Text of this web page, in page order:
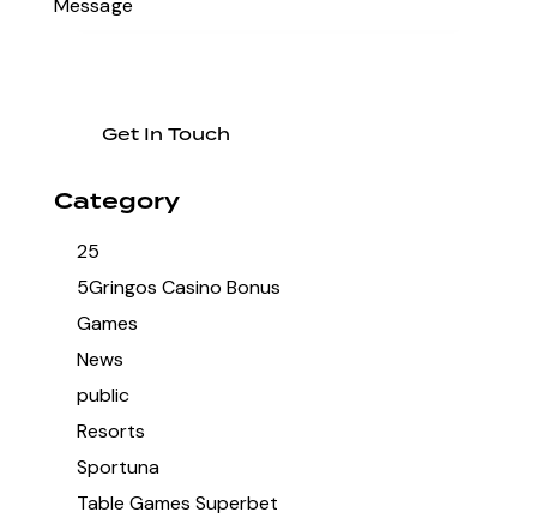
Category
25
5Gringos Casino Bonus
Games
News
public
Resorts
Sportuna
Table Games Superbet